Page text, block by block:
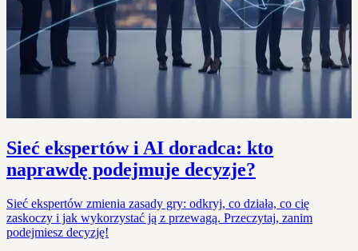
Sieć ekspertów i AI doradca: kto
naprawdę podejmuje decyzje?
Sieć ekspertów zmienia zasady gry: odkryj, co działa, co cię
zaskoczy i jak wykorzystać ją z przewagą. Przeczytaj, zanim
podejmiesz decyzję!